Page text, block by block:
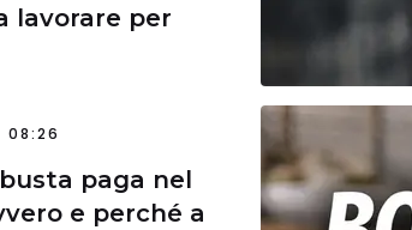
lavorare per
08:26
paga nel
e perché a